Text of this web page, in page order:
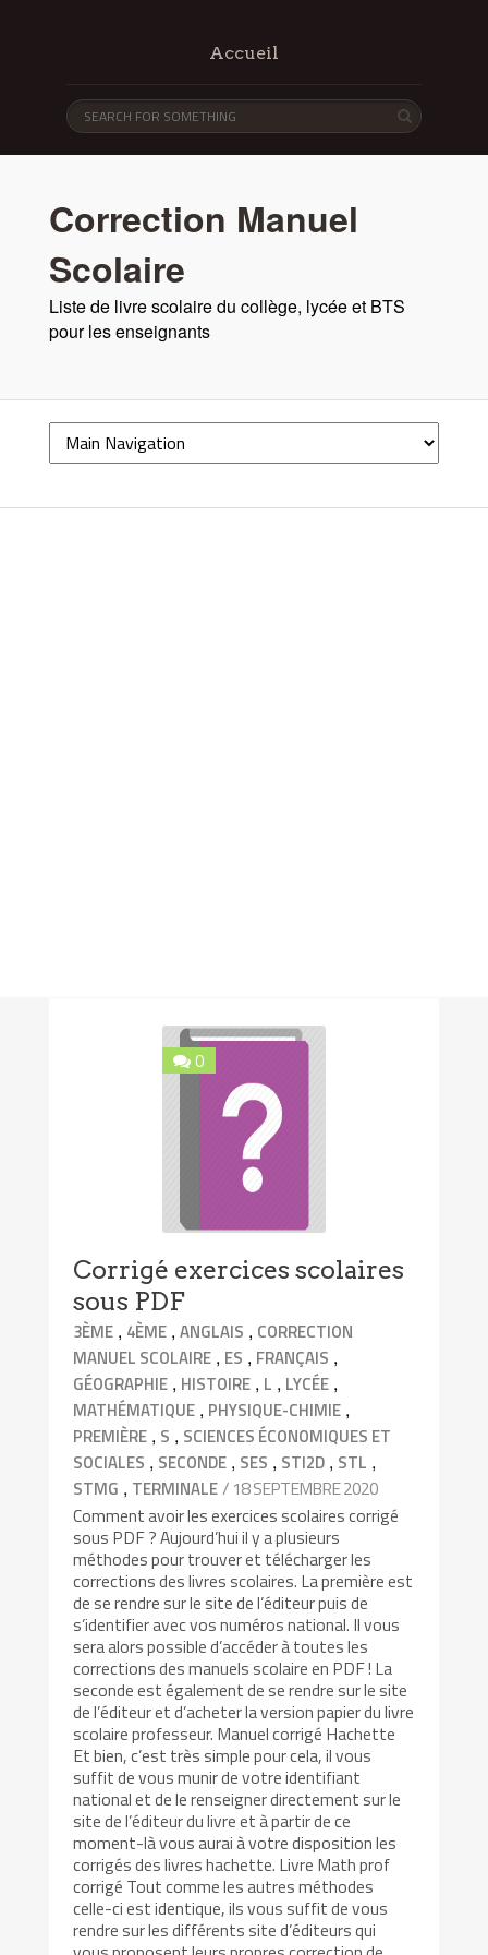
Accueil
Correction Manuel
Scolaire
Liste de livre scolaire du collège, lycée et BTS
pour les enseignants
0
Corrigé exercices scolaires
sous PDF
3ÈME , 4ÈME ,ANGLAIS , CORRECTION
MANUEL SCOLAIRE , ES , FRANÇAIS ,
GÉOGRAPHIE , HISTOIRE , L , LYCÉE ,
MATHÉMATIQUE , PHYSIQUE-CHIMIE ,
PREMIÈRE , S , SCIENCES ÉCONOMIQUES ET
SOCIALES , SECONDE , SES , STI2D , STL ,
STMG , TERMINALE/ 18 SEPTEMBRE 2020
Comment avoir les exercices scolaires corrigé
sous PDF ? Aujourd’hui il y a plusieurs
méthodes pour trouver et télécharger les
corrections des livres scolaires. La première est
de se rendre sur le site de l’éditeur puis de
s’identifier avec vos numéros national. Il vous
sera alors possible d’accéder à toutes les
corrections des manuels scolaire en PDF ! La
seconde est également de se rendre sur le site
de l’éditeur et d’acheter la version papier du livre
scolaire professeur. Manuel corrigé Hachette
Et bien, c’est très simple pour cela, il vous
suffit de vous munir de votre identifiant
national et de le renseigner directement sur le
site de l’éditeur du livre et à partir de ce
moment-là vous aurai à votre disposition les
corrigés des livres hachette. Livre Math prof
corrigé Tout comme les autres méthodes
celle-ci est identique, ils vous suffit de vous
rendre sur les différents site d’éditeurs qui